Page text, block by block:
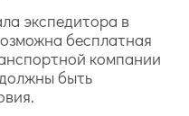
экспедитора в
бесплатная
компании
быть